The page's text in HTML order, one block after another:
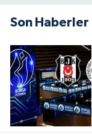
Son Haberler